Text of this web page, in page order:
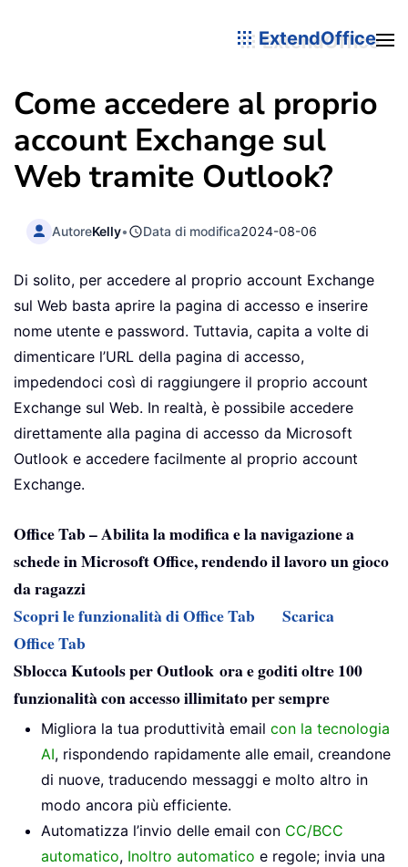
ExtendOffice
Come accedere al proprio
account Exchange sul
Web tramite Outlook?
AutoreKelly• Data di modifica2024-08-06
Di solito, per accedere al proprio account Exchange
sul Web basta aprire la pagina di accesso e inserire
nome utente e password. Tuttavia, capita a volte di
dimenticare l’URL della pagina di accesso,
impedendoci così di raggiungere il proprio account
Exchange sul Web. In realtà, è possibile accedere
direttamente alla pagina di accesso da Microsoft
Outlook e accedere facilmente al proprio account
Exchange.
Office Tab – Abilita la modifica e la navigazione a
schede in Microsoft Office, rendendo il lavoro un gioco
da ragazzi
Scopri le funzionalità di Office Tab
Scarica
Office Tab
Sblocca Kutools per Outlook ora e goditi oltre 100
funzionalità con accesso illimitato per sempre
Migliora la tua produttività email con la tecnologia
AI, rispondendo rapidamente alle email, creandone
di nuove, traducendo messaggi e molto altro in
modo ancora più efficiente.
Automatizza l’invio delle email con CC/BCC
automatico, Inoltro automatico e regole; invia una